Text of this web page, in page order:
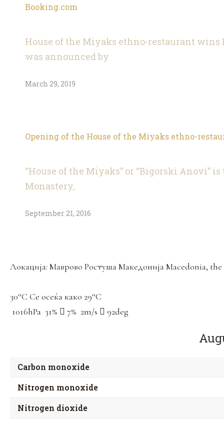
Booking.com
House of the Miyaks ethno-restaurant wins
was announced by
March 29, 2019
Opening of the House of the Miyaks ethno-
“House of the Miyaks” or “Bigorski Anovi”
Monastery,
September 21, 2016
Локација: Маврово РостушаМакедонија Macedonia,
30°CСе осеќа како 29°C
1016hPa 31% 7% 2m/s 92deg
Carbon monoxide
Nitrogen monoxide
Nitrogen dioxide